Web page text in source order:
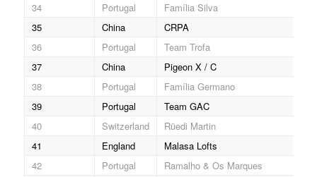
34
Portugal
Família Silva
35
China
CRPA
36
Portugal
Team Trofa
37
China
Pigeon X / C
38
Portugal
Família Germano
39
Portugal
Team GAC
40
Switzerland
Rüedi Martin
41
England
Malasa Lofts
42
Portugal
Ramalho & Os Marques